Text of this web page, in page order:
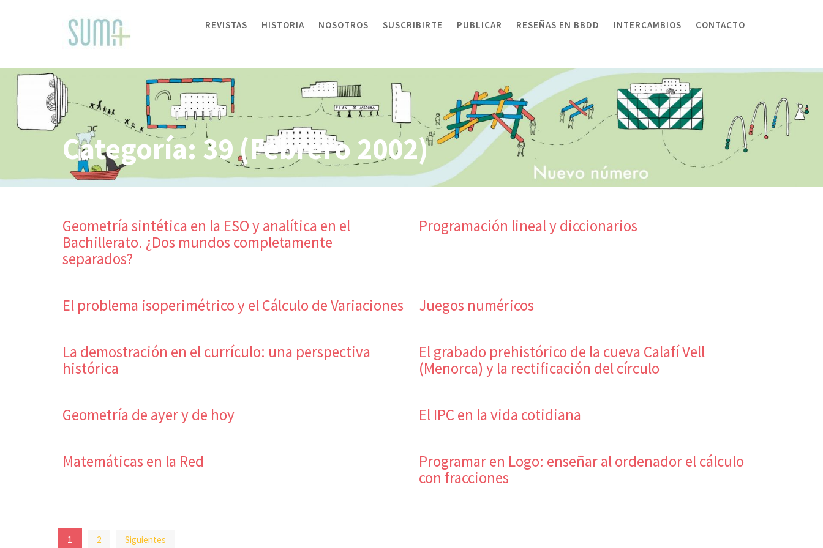
REVISTAS HISTORIA NOSOTROS SUSCRIBIRTE PUBLICAR RESEÑAS EN BBDD INTERCAMBIOS CONTACTO
Categoría: 39 (Febrero 2002)
Geometría sintética en la ESO y analítica en el
Bachillerato. ¿Dos mundos completamente
separados?
Programación lineal y diccionarios
El problema isoperimétrico y el Cálculo de Variaciones Juegos numéricos
La demostración en el currículo: una perspectiva
histórica
El grabado prehistórico de la cueva Calafí Vell
(Menorca) y la rectificación del círculo
Geometría de ayer y de hoy El IPC en la vida cotidiana
Matemáticas en la Red
Programar en Logo: enseñar al ordenador el cálculo
con fracciones
Paginación
1 2 Siguientes